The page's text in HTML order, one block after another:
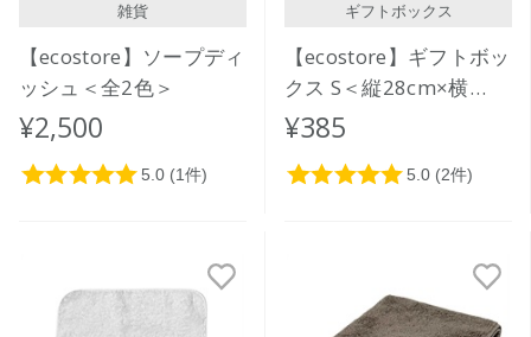
雑貨
【ecostore】ソープディ
ッシュ＜全2色＞
¥2,500
ギフトボックス
【ecostore】ギフトボッ
クス S＜縦28cm×横
21.5cm×高さ6.5cm＞
¥385